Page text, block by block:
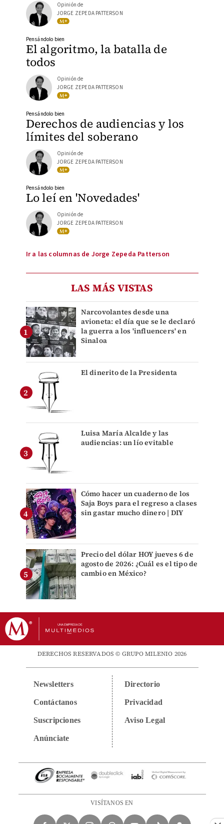
Opinión de
JORGE ZEPEDA PATTERSON
El algoritmo, la batalla de
todos
Pensándolo bien
Opinión de
JORGE ZEPEDA PATTERSON
Derechos de audiencias y los
límites del soberano
Pensándolo bien
Opinión de
JORGE ZEPEDA PATTERSON
Lo leí en 'Novedades'
Pensándolo bien
Opinión de
JORGE ZEPEDA PATTERSON
Ir a las columnas de Jorge Zepeda Patterson
LAS MÁS VISTAS
Narcovolantes desde una
avioneta: el día que se le declaró
la guerra a los 'influencers' en
Sinaloa
El dinerito de la Presidenta
Luisa María Alcalde y las
audiencias: un lío evitable
Cómo hacer un cuaderno de los
Saja Boys para el regreso a clases
sin gastar mucho dinero | DIY
Precio del dólar HOY jueves 6 de
agosto de 2026: ¿Cuál es el tipo de
cambio en México?
DERECHOS RESERVADOS © GRUPO MILENIO 2026
Newsletters
Contáctanos
Suscripciones
Anúnciate
Directorio
Privacidad
Aviso Legal
VISÍTANOS EN